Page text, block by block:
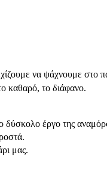
να ψάχνουμε στο
καθαρό, το διάφανο.
δύσκολο έργο της
μας.